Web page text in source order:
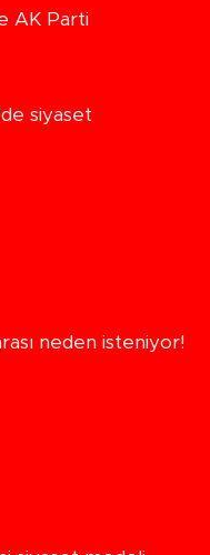
AK Parti
siyaset
neden isteniyor!